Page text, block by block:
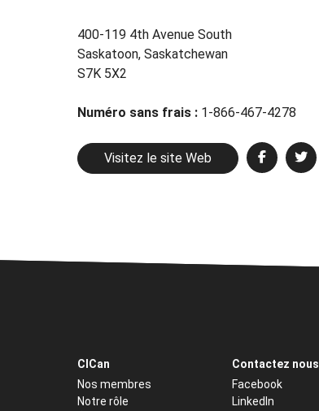
400-119 4th Avenue South
Saskatoon, Saskatchewan
S7K 5X2
Numéro sans frais : 1-866-467-4278
Visitez le site Web
CICan
Nos membres
Notre rôle
Contactez nous
Facebook
LinkedIn